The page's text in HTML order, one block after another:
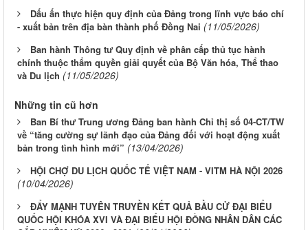
Dấu ấn thực hiện quy định của Đảng trong lĩnh vực báo chí
- xuất bản trên địa bàn thành phố Đồng Nai (11/05/2026)
Ban hành Thông tư Quy định về phân cấp thủ tục hành
chính thuộc thẩm quyền giải quyết của Bộ Văn hóa, Thể thao
và Du lịch (11/05/2026)
Những tin cũ hơn
Ban Bí thư Trung ương Đảng ban hành Chỉ thị số 04-CT/TW
về “tăng cường sự lãnh đạo của Đảng đối với hoạt động xuất
bản trong tình hình mới” (13/04/2026)
HỘI CHỢ DU LỊCH QUỐC TẾ VIỆT NAM - VITM HÀ NỘI 2026
(10/04/2026)
ĐẨY MẠNH TUYÊN TRUYỀN KẾT QUẢ BẦU CỬ ĐẠI BIỂU
QUỐC HỘI KHÓA XVI VÀ ĐẠI BIỂU HỘI ĐỒNG NHÂN DÂN CÁC